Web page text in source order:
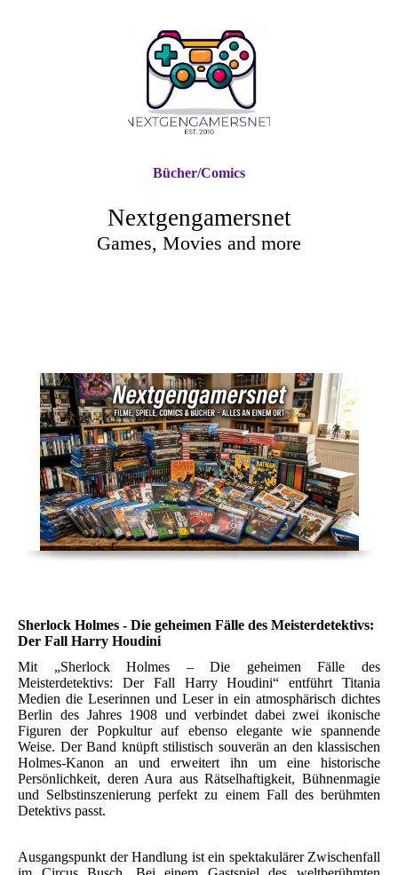
Nextgengamersnet
Games, Movies and more
Bücher/Comics
Sherlock Holmes - Die geheimen Fälle des Meisterdetektivs:
Der Fall Harry Houdini
Mit „Sherlock Holmes – Die geheimen Fälle des
Meisterdetektivs: Der Fall Harry Houdini“ entführt Titania
Medien die Leserinnen und Leser in ein atmosphärisch dichtes
Berlin des Jahres 1908 und verbindet dabei zwei ikonische
Figuren der Popkultur auf ebenso elegante wie spannende
Weise. Der Band knüpft stilistisch souverän an den klassischen
Holmes-Kanon an und erweitert ihn um eine historische
Persönlichkeit, deren Aura aus Rätselhaftigkeit, Bühnenmagie
und Selbstinszenierung perfekt zu einem Fall des berühmten
Detektivs passt.
Ausgangspunkt der Handlung ist ein spektakulärer Zwischenfall